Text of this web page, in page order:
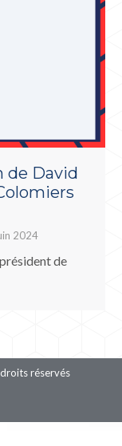
de David
2024
de
réservés